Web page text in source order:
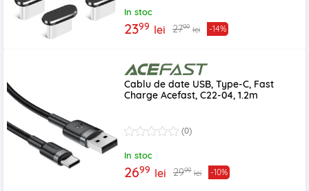
In stoc
2399 lei 2799 lei -14%
Cablu de date USB, Type-C, Fast
Charge Acefast, C22-04, 1.2m
(0)
In stoc
2699 lei 2999 lei -10%